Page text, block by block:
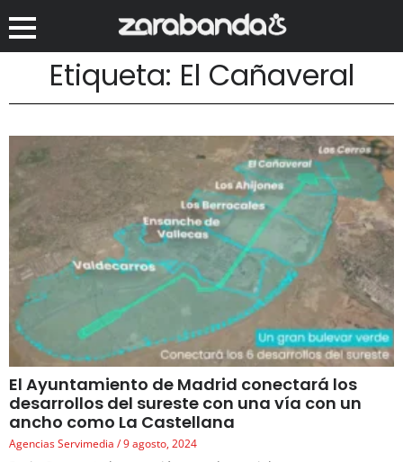
Etiqueta: El Cañaveral
El Ayuntamiento de Madrid conectará los
desarrollos del sureste con una vía con un
ancho como La Castellana
Agencias Servimedia 9 agosto, 2024